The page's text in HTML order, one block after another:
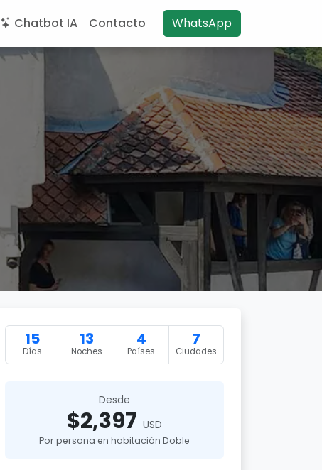
Chatbot IA Contacto WhatsApp
15
Días
13
Noches
4
Países
7
Ciudades
Desde
$2,397 USD
Por persona en habitación Doble